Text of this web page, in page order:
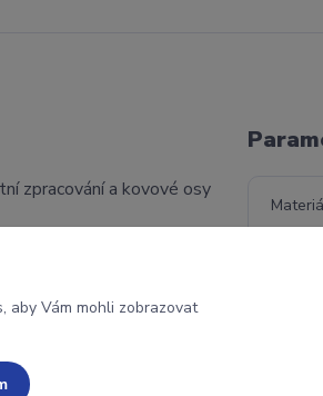
zpracování a kovové osy
aby Vám mohli zobrazovat